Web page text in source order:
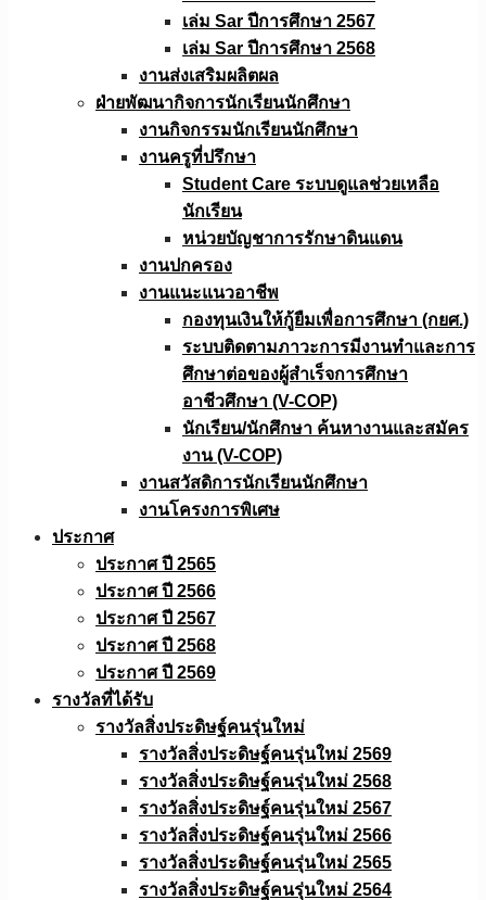
เล่ม Sar ปีการศึกษา 2567
เล่ม Sar ปีการศึกษา 2568
งานส่งเสริมผลิตผล
ฝ่ายพัฒนากิจการนักเรียนนักศึกษา
งานกิจกรรมนักเรียนนักศึกษา
งานครูที่ปรึกษา
Student Care ระบบดูแลช่วยเหลือ
นักเรียน
หน่วยบัญชาการรักษาดินแดน
งานปกครอง
งานแนะแนวอาชีพ
กองทุนเงินให้กู้ยืมเพื่อการศึกษา (กยศ.)
ระบบติดตามภาวะการมีงานทำและการ
ศึกษาต่อของผู้สำเร็จการศึกษา
อาชีวศึกษา (V-COP)
นักเรียน/นักศึกษา ค้นหางานและสมัคร
งาน (V-COP)
งานสวัสดิการนักเรียนนักศึกษา
งานโครงการพิเศษ
ประกาศ
ประกาศ ปี 2565
ประกาศ ปี 2566
ประกาศ ปี 2567
ประกาศ ปี 2568
ประกาศ ปี 2569
รางวัลที่ได้รับ
รางวัลสิ่งประดิษฐ์คนรุ่นใหม่
รางวัลสิ่งประดิษฐ์คนรุ่นใหม่ 2569
รางวัลสิ่งประดิษฐ์คนรุ่นใหม่ 2568
รางวัลสิ่งประดิษฐ์คนรุ่นใหม่ 2567
รางวัลสิ่งประดิษฐ์คนรุ่นใหม่ 2566
รางวัลสิ่งประดิษฐ์คนรุ่นใหม่ 2565
รางวัลสิ่งประดิษฐ์คนรุ่นใหม่ 2564